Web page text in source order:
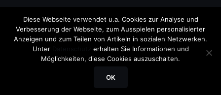
Copyright © 2026
TechFieber Blog
Diese Webseite verwendet u.a. Cookies zur Analyse und
Verbesserung der Webseite, zum Ausspielen personalisierter
Anzeigen und zum Teilen von Artikeln in sozialen Netzwerken.
Unter
erhalten Sie Informationen und
Möglichkeiten, diese Cookies auszuschalten.
OK